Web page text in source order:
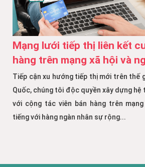
Mạng lưới tiếp thị liên kết
hàng trên mạng xã hội và
Tiếp cận xu hướng tiếp thị mới trên thế
Quốc, chúng tôi độc quyền xây dựng
với cộng tác viên bán hàng trên
tiếng với hàng ngàn nhân sự rộng...